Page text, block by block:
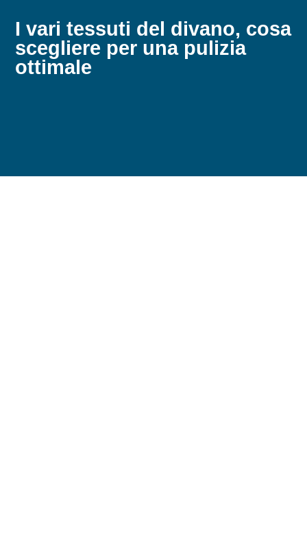
I vari tessuti del divano, cosa
scegliere per una pulizia
ottimale